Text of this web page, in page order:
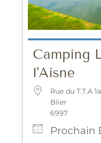
Camping
l'Aisne
Rue du T.T.A 1a
Blier
6997
Prochain